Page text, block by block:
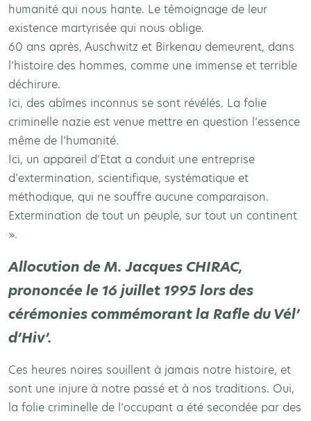
humanité qui nous hante. Le témoignage de leur
existence martyrisée qui nous oblige.
60 ans après, Auschwitz et Birkenau demeurent, dans
l’histoire des hommes, comme une immense et terrible
déchirure.
Ici, des abîmes inconnus se sont révélés. La folie
criminelle nazie est venue mettre en question l’essence
même de l’humanité.
Ici, un appareil d’Etat a conduit une entreprise
d’extermination, scientifique, systématique et
méthodique, qui ne souffre aucune comparaison.
Extermination de tout un peuple, sur tout un continent
».
Allocution de M. Jacques CHIRAC,
prononcée le 16 juillet 1995 lors des
cérémonies commémorant la Rafle du Vél’
d’Hiv’.
Ces heures noires souillent à jamais notre histoire, et
sont une injure à notre passé et à nos traditions. Oui,
la folie criminelle de l’occupant a été secondée par des